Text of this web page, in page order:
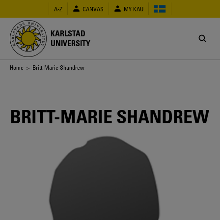
main
content
A-Z CANVAS MY KAU
KARLSTAD
UNIVERSITY
Breadcrumb
Home > Britt-Marie Shandrew
BRITT-MARIE SHANDREW